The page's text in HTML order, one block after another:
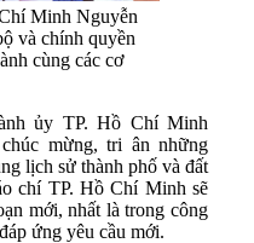
Minh Nguyễn
và chính quyền
cùng các cơ
ủy TP. Hồ Chí Minh
mừng, tri ân những
lịch sử thành phố và đất
chí TP. Hồ Chí Minh sẽ
mới, nhất là trong công
ứng yêu cầu mới.